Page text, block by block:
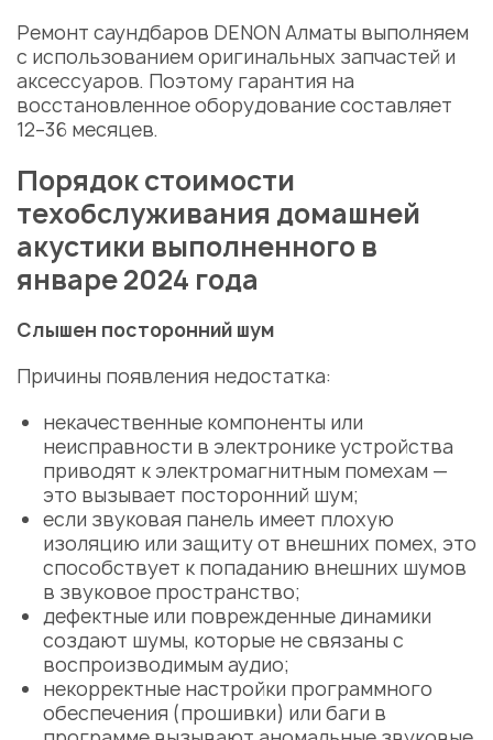
Ремонт саундбаров DENON Алматы выполняем
с использованием оригинальных запчастей и
аксессуаров. Поэтому гарантия на
восстановленное оборудование составляет
12–36 месяцев.
Порядок стоимости
техобслуживания домашней
акустики выполненного в
январе 2024 года
Слышен посторонний шум
Причины появления недостатка:
некачественные компоненты или
неисправности в электронике устройства
приводят к электромагнитным помехам —
это вызывает посторонний шум;
если звуковая панель имеет плохую
изоляцию или защиту от внешних помех, это
способствует к попаданию внешних шумов
в звуковое пространство;
дефектные или поврежденные динамики
создают шумы, которые не связаны с
воспроизводимым аудио;
некорректные настройки программного
обеспечения (прошивки) или баги в